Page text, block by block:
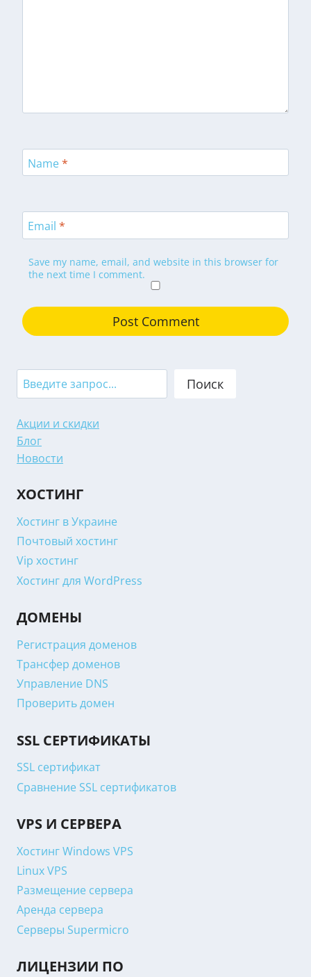
Name*
Email *
Save my name, email, and website in this browser for
the next time I comment.
Search Поиск
Акции и скидки
Блог
Новости
ХОСТИНГ
Хостинг в Украине
Почтовый хостинг
Vip хостинг
Хостинг для WordPress
ДОМЕНЫ
Регистрация доменов
Трансфер доменов
Управление DNS
Проверить домен
SSL СЕРТИФИКАТЫ
SSL сертификат
Сравнение SSL сертификатов
VPS И СЕРВЕРА
Хостинг Windows VPS
Linux VPS
Размещение сервера
Аренда сервера
Серверы Supermicro
ЛИЦЕНЗИИ ПО